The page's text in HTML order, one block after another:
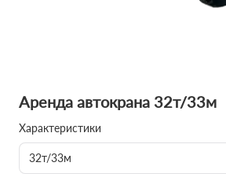
Аренда автокрана 32т/33м
Характеристики
32т/33м